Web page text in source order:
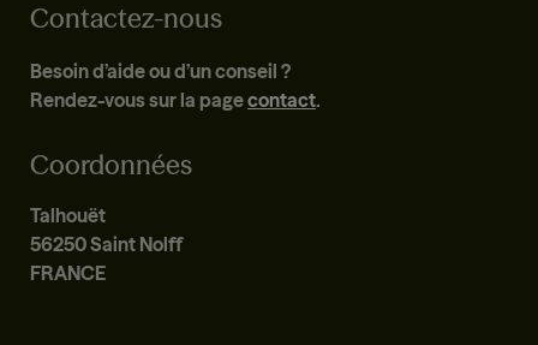
Contactez-nous
Besoin d’aide ou d’un conseil ?
Rendez-vous sur la pagecontact.
Coordonnées
Talhouët
56250 Saint Nolff
FRANCE